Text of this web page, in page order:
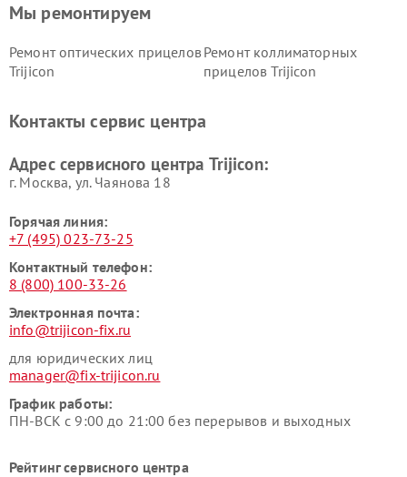
Мы ремонтируем
Ремонт оптических прицелов
Trijicon
Ремонт коллиматорных
прицелов Trijicon
Контакты сервис центра
Адрес сервисного центра Trijicon:
г. Москва, ул. Чаянова 18
Горячая линия:
+7 (495) 023-73-25
Контактный телефон:
8 (800) 100-33-26
Электронная почта:
info@trijicon-fix.ru
для юридических лиц
manager@fix-trijicon.ru
График работы:
ПН-ВСК с 9:00 до 21:00 без перерывов и выходных
Рейтинг сервисного центра